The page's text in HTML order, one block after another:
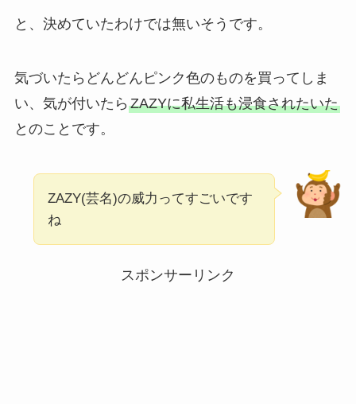
と、決めていたわけでは無いそうです。
気づいたらどんどんピンク色のものを買ってしま
い、気が付いたら ZAZYに私生活も浸食されたいた
とのことです。
ZAZY(芸名)の威力ってすごいです
ね
スポンサーリンク